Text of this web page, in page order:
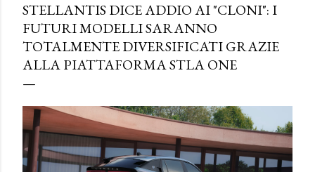
STELLANTIS DICE ADDIO AI "CLONI": I
FUTURI MODELLI SARANNO
TOTALMENTE DIVERSIFICATI GRAZIE
ALLA PIATTAFORMA STLA ONE